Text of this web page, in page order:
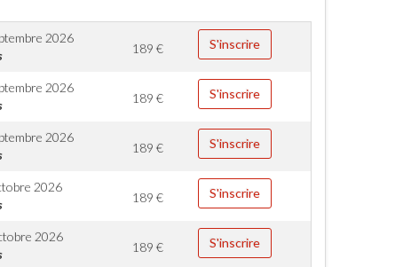
2026
189€ S'inscrire
2026
189€ S'inscrire
2026
189€ S'inscrire
2026
189€ S'inscrire
2026
189€ S'inscrire